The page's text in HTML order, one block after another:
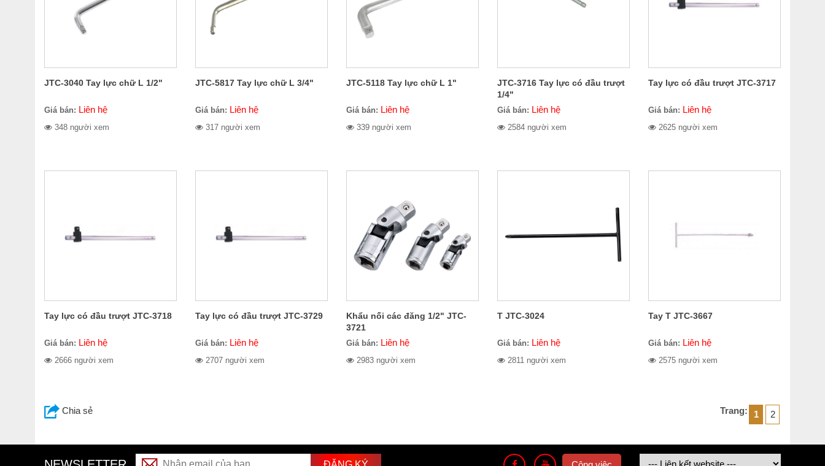
JTC-3040 Tay lực chữ L 1/2"
Giá bán: Liên hệ
348 người xem
JTC-5817 Tay lực chữ L 3/4"
Giá bán: Liên hệ
317 người xem
JTC-5118 Tay lực chữ L 1"
Giá bán: Liên hệ
339 người xem
JTC-3716 Tay lực có đầu trượt
1/4"
Giá bán: Liên hệ
2584 người xem
Tay lực có đầu trượt JTC-3717
Giá bán: Liên hệ
2625 người xem
Tay lực có đầu trượt JTC-3718
Giá bán: Liên hệ
2666 người xem
Tay lực có đầu trượt JTC-3729
Giá bán: Liên hệ
2707 người xem
Khẩu nối các đăng 1/2" JTC-
3721
Giá bán: Liên hệ
2983 người xem
T JTC-3024
Giá bán: Liên hệ
2811 người xem
Tay T JTC-3667
Giá bán: Liên hệ
2575 người xem
Chia sẻ Trang: 1 2